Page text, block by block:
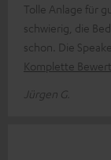
Tolle Anlage für
schwierig, die
schon. Die
Komplette
Jürgen G.